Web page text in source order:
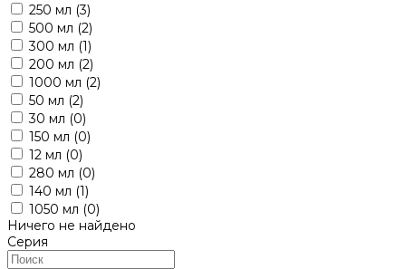
250 мл (3)
500 мл (2)
300 мл (1)
200 мл (2)
1000 мл (2)
50 мл (2)
30 мл (0)
150 мл (0)
12 мл (0)
280 мл (0)
140 мл (1)
1050 мл (0)
Ничего не найдено
Серия